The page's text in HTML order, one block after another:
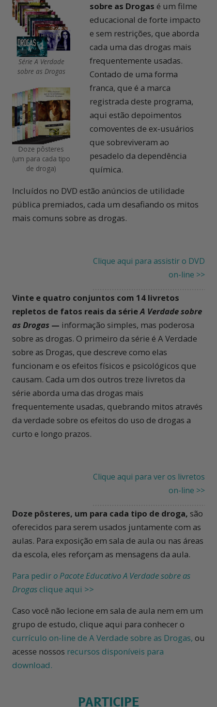
Série A Verdade
sobre as Drogas
Doze pôsteres
(um para cada tipo
de droga)
sobre as Drogas é um filme
educacional de forte impacto
e sem restrições, que aborda
cada uma das drogas mais
frequentemente usadas.
Contado de uma forma
franca, que é a marca
registrada deste programa,
aqui estão depoimentos
comoventes de ex-usuários
que sobreviveram ao
pesadelo da dependência
química.
Incluídos no DVD estão anúncios de utilidade
pública premiados, cada um desafiando os mitos
mais comuns sobre as drogas.
Clique aqui para assistir o DVD
on-line >>
Vinte e quatro conjuntos com 14 livretos
repletos de fatos reais da sérieA Verdade sobre
as Drogas — informação simples, mas poderosa
sobre as drogas. O primeiro da série é A Verdade
sobre as Drogas, que descreve como elas
funcionam e os efeitos físicos e psicológicos que
causam. Cada um dos outros treze livretos da
série aborda uma das drogas mais
frequentemente usadas, quebrando mitos através
da verdade sobre os efeitos do uso de drogas a
curto e longo prazos.
Clique aqui para ver os livretos
on-line >>
Doze pôsteres, um para cada tipo de droga, são
oferecidos para serem usados juntamente com as
aulas. Para exposição em sala de aula ou nas áreas
da escola, eles reforçam as mensagens da aula.
Para pedir o Pacote Educativo A Verdade sobre as
Drogasclique aqui >>
Caso você não lecione em sala de aula nem em um
grupo de estudo, clique aqui para conhecer o
currículo on-line de A Verdade sobre as Drogas, ou
acesse nossos recursos disponíveis para
download.
PARTICIPE